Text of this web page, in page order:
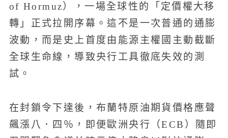
of Hormuz），一場全球性的「定價權大移
轉」正式拉開序幕。這不是一次普通的通膨
波動，而是史上首度由能源主權國主動截斷
全球生命線，導致央行工具徹底失效的測
試。
在封鎖令下達後，布蘭特原油期貨價格應聲
飆漲八．四％，即便歐洲央行（ECB）隨即